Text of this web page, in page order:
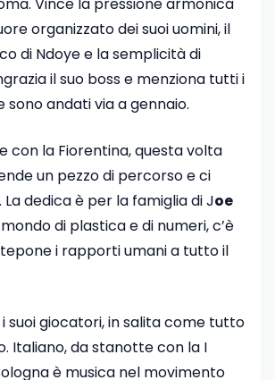
Vince la pressione armonica
organizzato dei suoi uomini, il
di Ndoye e la semplicità di
il suo boss e menziona tutti i
andati via a gennaio.
con la Fiorentina, questa volta
un pezzo di percorso e ci
dedica è per la famiglia di Joe
mondo di plastica e di numeri, c’è
i rapporti umani a tutto il
suoi giocatori, in salita come tutto
Italiano, da stanotte con la I
è musica nel movimento